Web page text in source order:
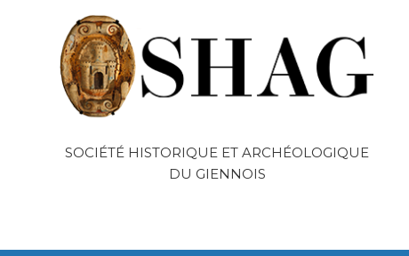
SOCIÉTÉ HISTORIQUE ET ARCHÉOLOGIQUE
DU GIENNOIS